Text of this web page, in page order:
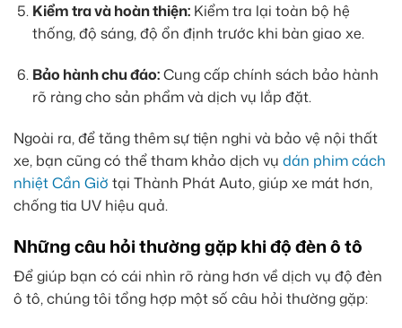
Kiểm tra và hoàn thiện:Kiểm tra lại toàn bộ hệ
thống, độ sáng, độ ổn định trước khi bàn giao xe.
Bảo hành chu đáo:Cung cấp chính sách bảo hành
rõ ràng cho sản phẩm và dịch vụ lắp đặt.
Ngoài ra, để tăng thêm sự tiện nghi và bảo vệ nội thất
xe, bạn cũng có thể tham khảo dịch vụ dán phim cách
nhiệt Cần Giờ tại Thành Phát Auto, giúp xe mát hơn,
chống tia UV hiệu quả.
Những câu hỏi thường gặp khi độ đèn ô tô
Để giúp bạn có cái nhìn rõ ràng hơn về dịch vụ độ đèn
ô tô, chúng tôi tổng hợp một số câu hỏi thường gặp: